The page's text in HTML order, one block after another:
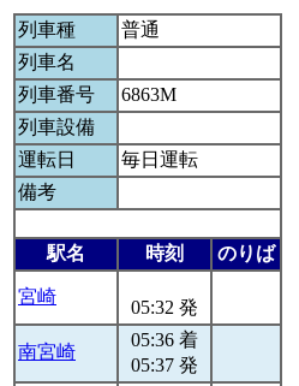
列車種
普通
列車名
列車番号
6863M
列車設備
運転日
毎日運転
備考
駅名 時刻 のりば
宮崎
05:32 発
南宮崎
05:36 着
05:37 発